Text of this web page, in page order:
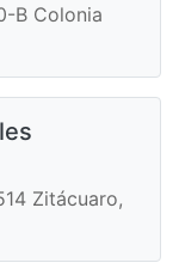
B Colonia
Zitácuaro,